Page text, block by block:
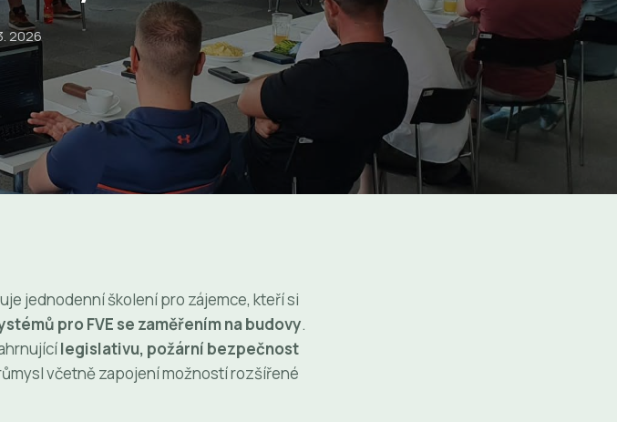
2026
jednodenní školení pro zájemce, kteří si
pro FVE se zaměřením na budovy.
legislativu, požární bezpečnost
včetně zapojení možností rozšířené